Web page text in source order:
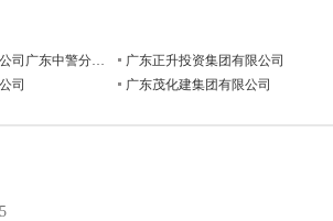
北京利盾保安服务有限公司广东中警分公司
广东正升投资集团有限公司
司
广东茂化建集团有限公司